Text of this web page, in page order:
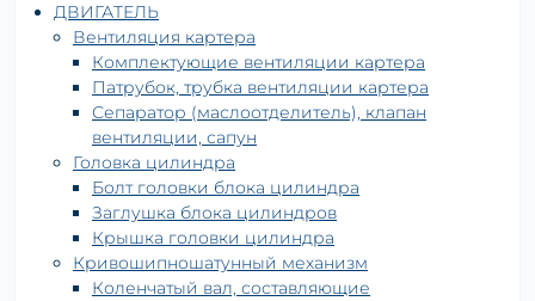
ДВИГАТЕЛЬ
Вентиляция картера
Комплектующие вентиляции картера
Патрубок, трубка вентиляции картера
Сепаратор (маслоотделитель), клапан
вентиляции, сапун
Головка цилиндра
Болт головки блока цилиндра
Заглушка блока цилиндров
Крышка головки цилиндра
Кривошипношатунный механизм
Коленчатый вал, составляющие